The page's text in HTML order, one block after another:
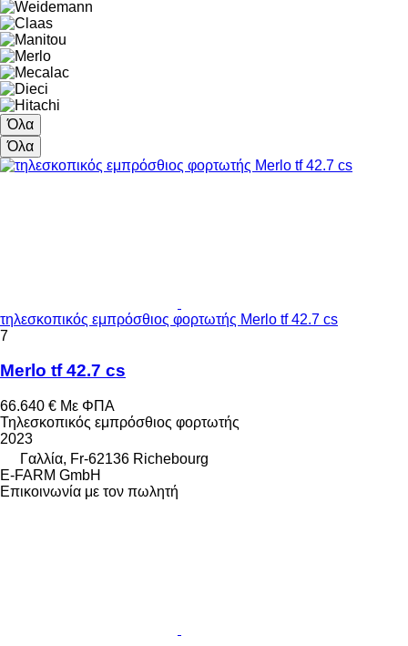
Όλα
Όλα
τηλεσκοπικός εμπρόσθιος φορτωτής Merlo tf 42.7 cs
7
Merlo tf 42.7 cs
66.640 € Με ΦΠΑ
Τηλεσκοπικός εμπρόσθιος φορτωτής
2023
Γαλλία, Fr-62136 Richebourg
E-FARM GmbH
Επικοινωνία με τον πωλητή